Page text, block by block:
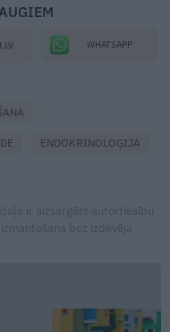
WHATSAPP
ENDOKRINOLOĢIJA
ir aizsargāts autortiesību
bez izdevēja